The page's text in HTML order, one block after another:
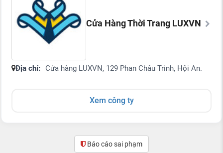
Cửa Hàng Thời Trang LUXVN
Địa chỉ: Cửa hàng LUXVN, 129 Phan Châu Trinh, Hội An.
Xem công ty
Báo cáo sai phạm